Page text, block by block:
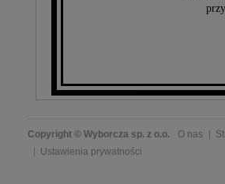
Copyright © Wyborcza sp. z o.o. O nas
Ustawienia prywatności